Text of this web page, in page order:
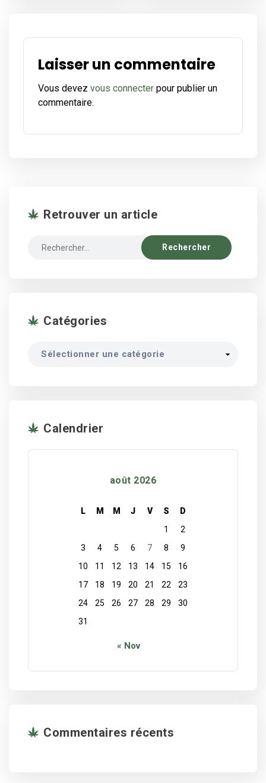
Laisser un commentaire
Vous devez vous connecter pour publier un
commentaire.
Retrouver un article
Recherche
Catégories
Catégories
Calendrier
août 2026
L M M J V S
D
1
2
3
4 5 6 7 8
9
10
11 12 13 14 15
16
17
18 19 20 21 22
23
24
25 26 27 28 29
30
31
« Nov
Commentaires récents